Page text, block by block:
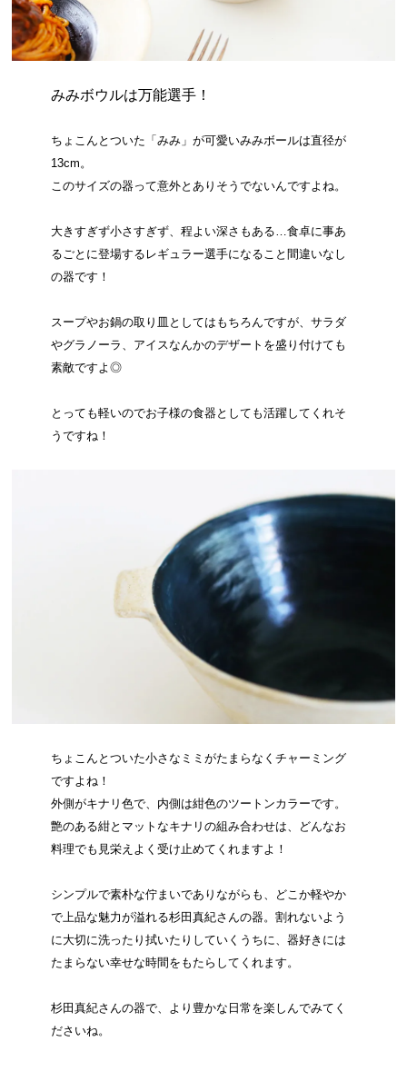
みみボウルは万能選手！
ちょこんとついた「みみ」が可愛いみみボールは直径が
13cm。
このサイズの器って意外とありそうでないんですよね。
大きすぎず小さすぎず、程よい深さもある…食卓に事あ
るごとに登場するレギュラー選手になること間違いなし
の器です！
スープやお鍋の取り皿としてはもちろんですが、サラダ
やグラノーラ、アイスなんかのデザートを盛り付けても
素敵ですよ◎
とっても軽いのでお子様の食器としても活躍してくれそ
うですね！
ちょこんとついた小さなミミがたまらなくチャーミング
ですよね！
外側がキナリ色で、内側は紺色のツートンカラーです。
艶のある紺とマットなキナリの組み合わせは、どんなお
料理でも見栄えよく受け止めてくれますよ！
シンプルで素朴な佇まいでありながらも、どこか軽やか
で上品な魅力が溢れる杉田真紀さんの器。割れないよう
に大切に洗ったり拭いたりしていくうちに、器好きには
たまらない幸せな時間をもたらしてくれます。
杉田真紀さんの器で、より豊かな日常を楽しんでみてく
ださいね。